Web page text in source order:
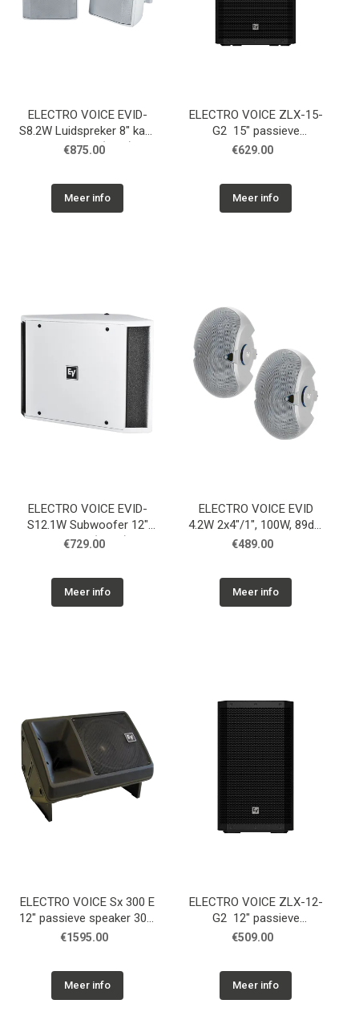
ELECTRO VOICE EVID-
S8.2W Luidspreker 8" kast
8 Ohm wit, (Paar)
€875.00
Meer info
ELECTRO VOICE ZLX-15-
G2 15" passieve
luidspreker, 8 ohm, zwart
€629.00
Meer info
ELECTRO VOICE EVID-
S12.1W Subwoofer 12"
kast wit, (Enkel)
€729.00
Meer info
ELECTRO VOICE EVID
4.2W 2x4"/1", 100W, 89dB,
120°x80°, binnen/buiten,
€489.00
Meer info
ELECTRO VOICE Sx 300 E
12" passieve speaker 300,
zwart
€1595.00
Meer info
ELECTRO VOICE ZLX-12-
G2 12" passieve
luidspreker, 8 ohm, zwart
€509.00
Meer info